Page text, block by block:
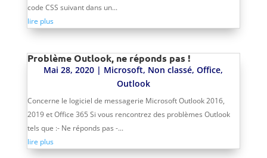
code CSS suivant dans un...
lire plus
Problème Outlook, ne réponds pas !
Mai 28, 2020 | Microsoft, Non classé,Office,
Outlook
Concerne le logiciel de messagerie Microsoft Outlook 2016,
2019 et Office 365 Si vous rencontrez des problèmes Outlook
tels que :- Ne réponds pas -...
lire plus